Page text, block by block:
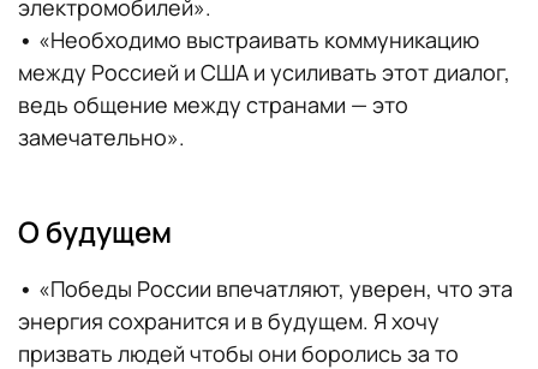
электромобилей».
• «Необходимо выстраивать коммуникацию
между Россией и США и усиливать этот диалог,
ведь общение между странами — это
замечательно».
О будущем
• «Победы России впечатляют, уверен, что эта
энергия сохранится и в будущем. Я хочу
призвать людей чтобы они боролись за то